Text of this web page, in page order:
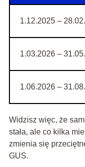
1.12.2025 –
1.03.2026 –
1.06.2026 –
Widzisz więc, że
stała, ale co kilka
zmienia się
GUS.